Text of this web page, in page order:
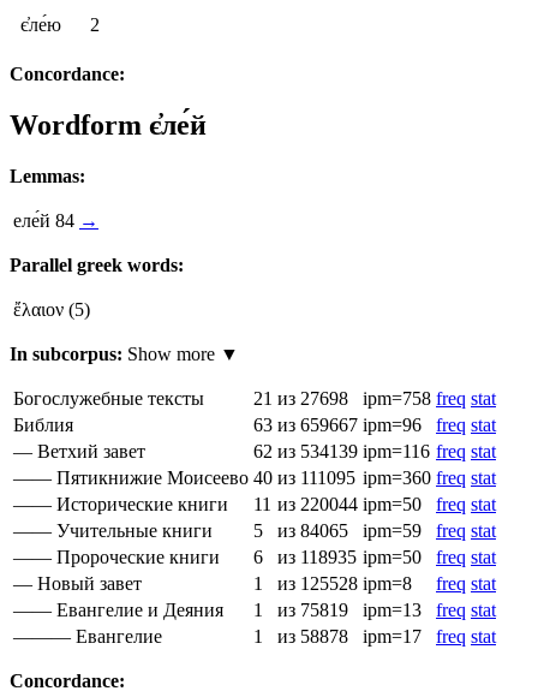
є҆ле́ю
2
Concordance:
Wordform є҆ле́й
Lemmas:
еле́й 84 →
Parallel greek words:
ἔλαιον (5)
In subcorpus: Show more ▼
Богослужебные тексты 21 из 27698 ipm=758 freq stat
Библия
63 из 659667 ipm=96 freq stat
— Ветхий завет
62 из 534139 ipm=116 freq stat
—— Пятикнижие Моисеево 40 из 111095 ipm=360 freq stat
—— Исторические книги
11 из 220044 ipm=50 freq stat
—— Учительные книги
5 из 84065 ipm=59 freq stat
—— Пророческие книги
6 из 118935 ipm=50 freq stat
— Новый завет
1 из 125528 ipm=8 freq stat
—— Евангелие и Деяния
1 из 75819 ipm=13 freq stat
——— Евангелие
1 из 58878 ipm=17 freq stat
Concordance: